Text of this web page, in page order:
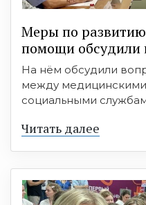
Меры по
помощи обсудили
На нём обсудили
между
социальными
Читать далее